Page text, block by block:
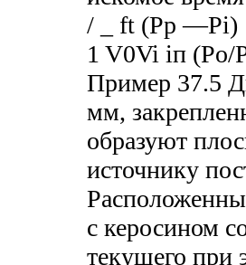
/ _ ft (Рр —Pi)
1 V0Vi іп (Po/
Пример 37.5
мм,
образуют
источнику
с керосином
текущего при